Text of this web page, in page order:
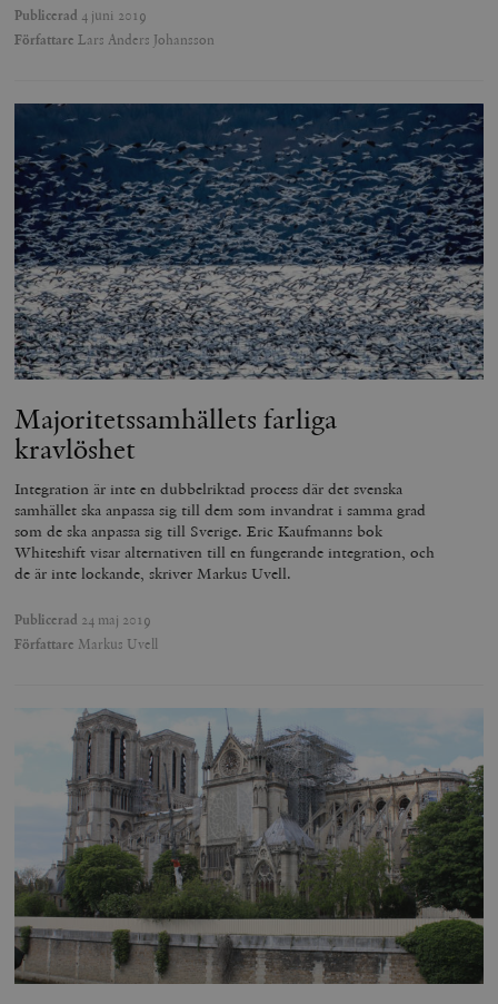
Publicerad 4 juni 2019
Författare Lars Anders Johansson
Majoritetssamhällets farliga
kravlöshet
Integration är inte en dubbelriktad process där det svenska
samhället ska anpassa sig till dem som invandrat i samma grad
som de ska anpassa sig till Sverige. Eric Kaufmanns bok
Whiteshift visar alternativen till en fungerande integration, och
de är inte lockande, skriver Markus Uvell.
Publicerad 24 maj 2019
Författare Markus Uvell